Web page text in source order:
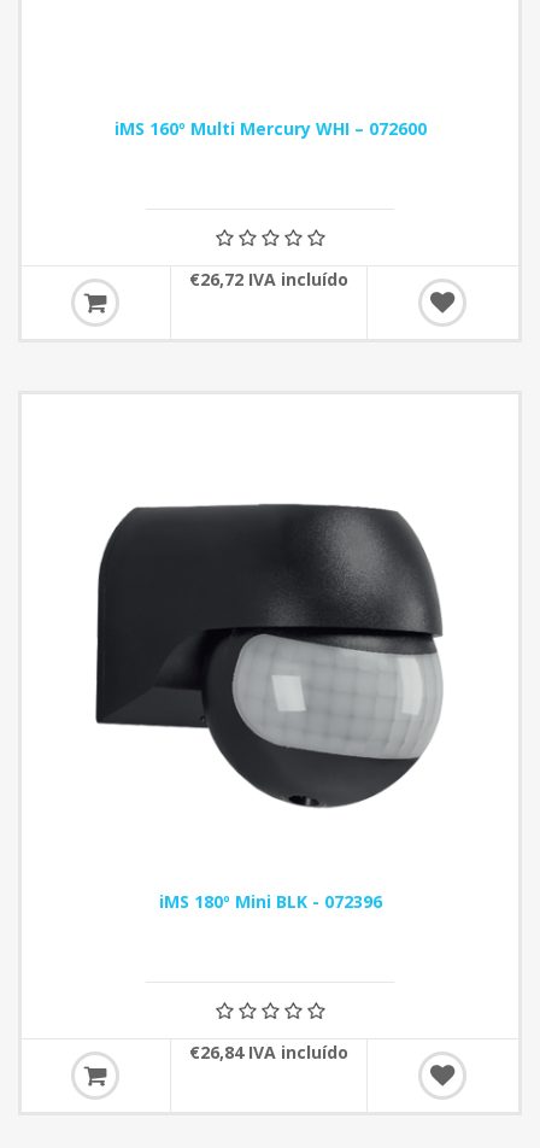
iMS 160º Multi Mercury WHI – 072600
€26,72 IVA incluído
iMS 180º Mini BLK - 072396
€26,84 IVA incluído